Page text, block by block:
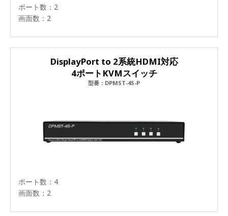
ポート数：2
画面数：2
DisplayPort to 2系統HDMI対応
4ポートKVMスイッチ
型番：DPMST-4S-P
ポート数：4
画面数：2